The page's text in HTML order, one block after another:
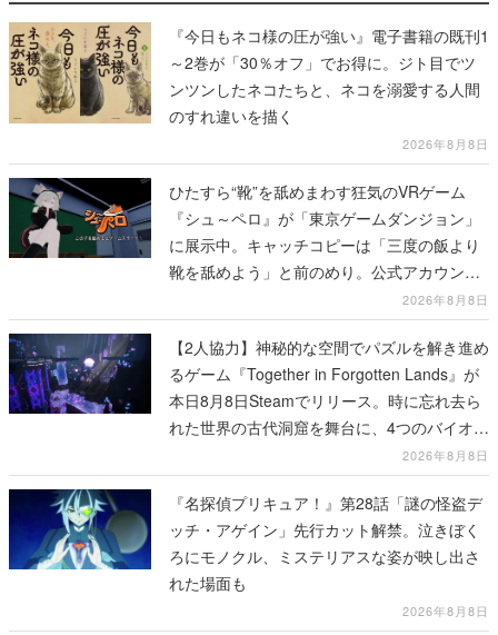
『今日もネコ様の圧が強い』電子書籍の既刊1
～2巻が「30％オフ」でお得に。ジト目でツ
ンツンしたネコたちと、ネコを溺愛する人間
のすれ違いを描く
2026年8月8日
ひたすら“靴”を舐めまわす狂気のVRゲーム
『シュ～ペロ』が「東京ゲームダンジョン」
に展示中。キャッチコピーは「三度の飯より
靴を舐めよう」と前のめり。公式アカウント
も開設され、2026年リリースに向けて開発中
2026年8月8日
【2人協力】神秘的な空間でパズルを解き進め
るゲーム『Together in Forgotten Lands』が
本日8月8日Steamでリリース。時に忘れ去ら
れた世界の古代洞窟を舞台に、4つのバイオー
2026年8月8日
『名探偵プリキュア！』第28話「謎の怪盗デ
ッチ・アゲイン」先行カット解禁。泣きぼく
ろにモノクル、ミステリアスな姿が映し出さ
れた場面も
2026年8月8日